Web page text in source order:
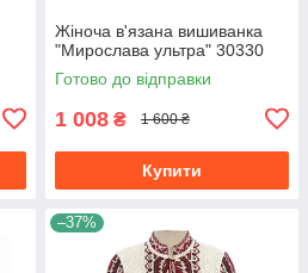
Жіноча в'язана вишиванка
"Мирослава ультра" 30330
Готово до відправки
1 008 ₴ 1 600 ₴
Купити
–37%